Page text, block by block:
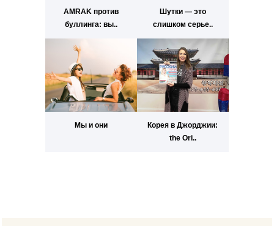
AMRAK против
буллинга: вы..
Шутки — это
слишком серье..
Мы и они
Корея в Джорджии:
the Ori..